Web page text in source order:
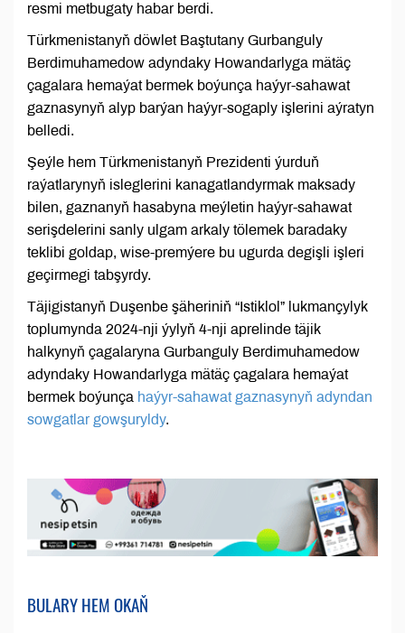
resmi metbugaty habar berdi.
Türkmenistanyň döwlet Baştutany Gurbanguly
Berdimuhamedow adyndaky Howandarlyga mätäç
çagalara hemaýat bermek boýunça haýyr-sahawat
gaznasynyň alyp barýan haýyr-sogaply işlerini aýratyn
belledi.
Şeýle hem Türkmenistanyň Prezidenti ýurduň
raýatlarynyň isleglerini kanagatlandyrmak maksady
bilen, gaznanyň hasabyna meýletin haýyr-sahawat
serişdelerini sanly ulgam arkaly tölemek baradaky
teklibi goldap, wise-premýere bu ugurda degişli işleri
geçirmegi tabşyrdy.
Täjigistanyň Duşenbe şäheriniň “Istiklol” lukmançylyk
toplumynda 2024-nji ýylyň 4-nji aprelinde täjik
halkynyň çagalaryna Gurbanguly Berdimuhamedow
adyndaky Howandarlyga mätäç çagalara hemaýat
bermek boýunça haýyr-sahawat gaznasynyň adyndan
sowgatlar gowşuryldy.
BULARY HEM OKAŇ